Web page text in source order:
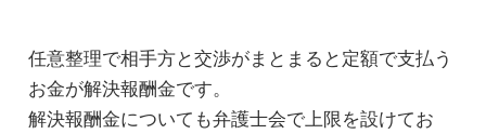
任意整理で相手方と交渉がまとまると定額で支払う
お金が解決報酬金です。
解決報酬金についても弁護士会で上限を設けてお